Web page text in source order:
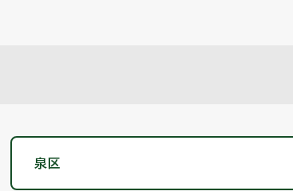
泉区